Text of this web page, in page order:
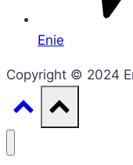
Enie
Copyright © 2024